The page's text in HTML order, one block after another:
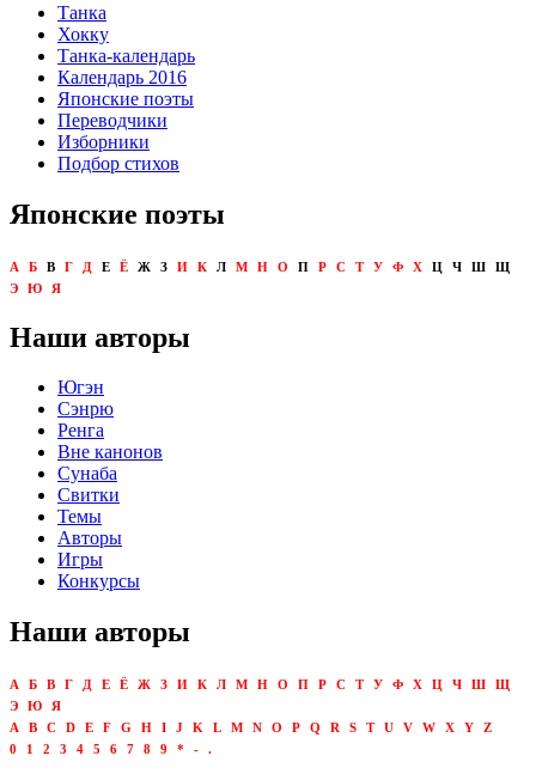
Танка
Хокку
Танка-календарь
Календарь 2016
Японские поэты
Переводчики
Изборники
Подбор стихов
Японские поэты
А Б В Г Д Е Ё Ж З И К Л М Н О П Р С Т У Ф Х Ц Ч Ш
Щ
Э
Ю Я
Наши авторы
Югэн
Сэнрю
Ренга
Вне канонов
Сунаба
Свитки
Темы
Авторы
Игры
Конкурсы
Наши авторы
А Б В Г Д Е Ё Ж З И К Л М Н О П Р С Т У Ф Х Ц Ч Ш
Щ
Э
Ю
Я
A
B C D E F G H I J K L M N O P Q R S T U V W X Y
Z
0
1 2 3 4 5 6 7 8 9 * - .